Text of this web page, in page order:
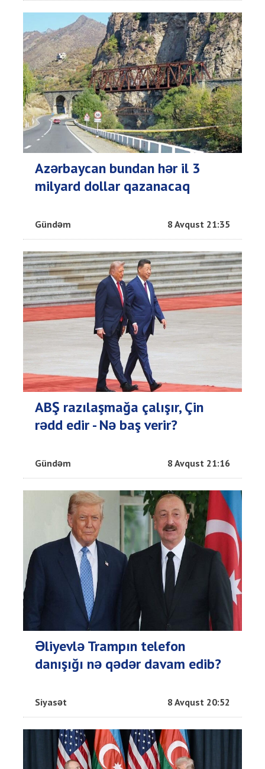
Azərbaycan bundan hər il 3
milyard dollar qazanacaq
Gündəm 8 Avqust 21:35
ABŞ razılaşmağa çalışır, Çin
rədd edir - Nə baş verir?
Gündəm 8 Avqust 21:16
Əliyevlə Trampın telefon
danışığı nə qədər davam edib?
Siyasət 8 Avqust 20:52